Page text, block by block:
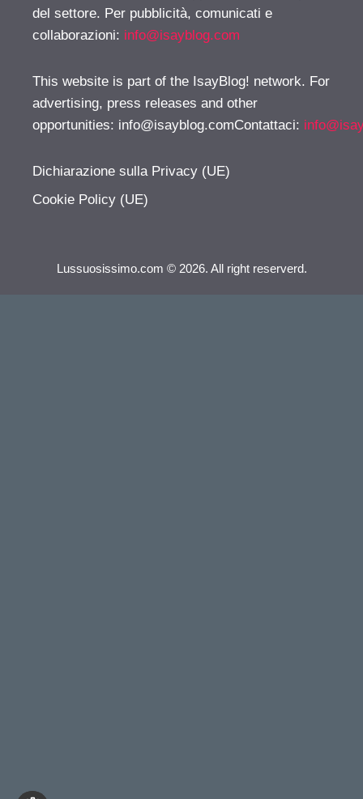
del settore. Per pubblicità, comunicati e
collaborazioni: info@isayblog.com
This website is part of the IsayBlog! network. For
advertising, press releases and other
opportunities: info@isayblog.comContattaci:
Dichiarazione sulla Privacy (UE)
Cookie Policy (UE)
Lussuosissimo.com © 2026. All right reserverd.